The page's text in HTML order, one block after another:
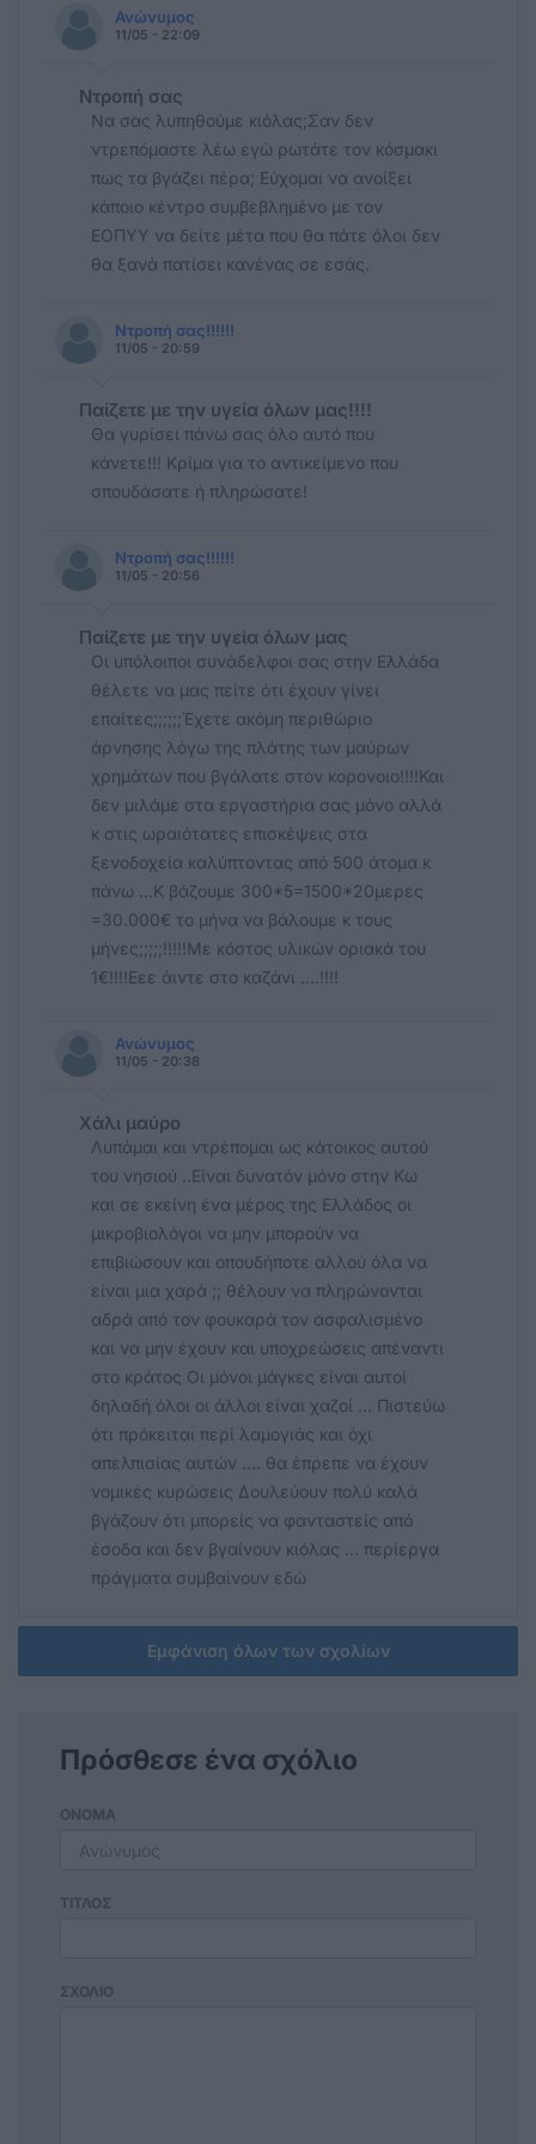
Ανώνυμος
11/05 - 22:09
Ντροπή σας
Να σας λυπηθούμε κιόλας;Σαν δεν
ντρεπόμαστε λέω εγώ ρωτάτε τον κόσμακι
πως τα βγάζει πέρα; Εύχομαι να ανοίξει
κάποιο κέντρο συμβεβλημένο με τον
ΕΟΠΥΥ να δείτε μέτα που θα πάτε όλοι δεν
θα ξανά πατίσει κανένας σε εσάς.
Ντροπή σας!!!!!!
11/05 - 20:59
Παίζετε με την υγεία όλων μας!!!!
Θα γυρίσει πάνω σας όλο αυτό που
κάνετε!!! Κρίμα για το αντικείμενο που
σπουδάσατε ή πληρώσατε!
Ντροπή σας!!!!!!
11/05 - 20:56
Παίζετε με την υγεία όλων μας
Οι υπόλοιποι συνάδελφοι σας στην Ελλάδα
θέλετε να μας πείτε ότι έχουν γίνει
επαίτες;;;;;;Έχετε ακόμη περιθώριο
άρνησης λόγω της πλάτης των μαύρων
χρημάτων που βγάλατε στον κορονοιο!!!!Και
δεν μιλάμε στα εργαστήρια σας μόνο αλλά
κ στις ωραιότατες επισκέψεις στα
ξενοδοχεία καλύπτοντας από 500 άτομα κ
πάνω ...Κ βάζουμε 300*5=1500*20μερες
=30.000€ το μήνα να βάλουμε κ τους
μήνες;;;;;!!!!!Με κόστος υλικών οριακά του
1€!!!!Εεε άιντε στο καζάνι ....!!!!
Ανώνυμος
11/05 - 20:38
Χάλι μαύρο
Λυπάμαι και ντρέπομαι ως κάτοικος αυτού
του νησιού ..Είναι δυνατόν μόνο στην Κω
και σε εκείνη ένα μέρος της Ελλάδος οι
μικροβιολόγοι να μην μπορούν να
επιβιώσουν και οπουδήποτε αλλού όλα να
είναι μια χαρά ;; θέλουν να πληρώνονται
αδρά από τον φουκαρά τον ασφαλισμένο
και να μην έχουν και υποχρεώσεις απέναντι
στο κράτος Οι μόνοι μάγκες είναι αυτοί
δηλαδή όλοι οι άλλοι είναι χαζοί ... Πιστεύω
ότι πρόκειται περί λαμογιάς και όχι
απελπισίας αυτών .... θα έπρεπε να έχουν
νομικές κυρώσεις Δουλεύουν πολύ καλά
βγάζουν ότι μπορείς να φανταστείς από
έσοδα και δεν βγαίνουν κιόλας ... περίεργα
πράγματα συμβαίνουν εδώ
Εμφάνιση όλων των σχολίων
Πρόσθεσε ένα σχόλιο
ΟΝΟΜΑ
ΤΙΤΛΟΣ
ΣΧΟΛΙΟ